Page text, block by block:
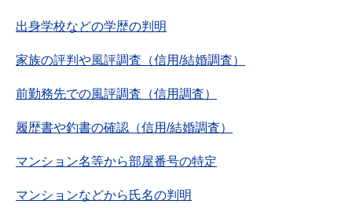
出身学校などの学歴の判明
家族の評判や風評調査（信用/結婚調査）
前勤務先での風評調査（信用調査）
履歴書や釣書の確認（信用/結婚調査）
マンション名等から部屋番号の特定
マンションなどから氏名の判明